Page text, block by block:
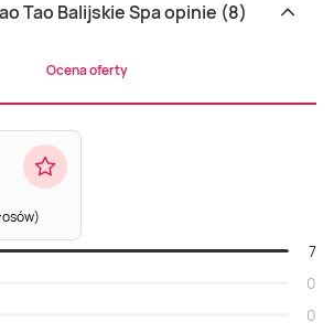
Tao Balijskie Spa opinie (8)
Ocena oferty
7
0
0